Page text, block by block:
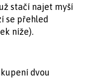
stačí najet myší
se přehled
níže).
dvou